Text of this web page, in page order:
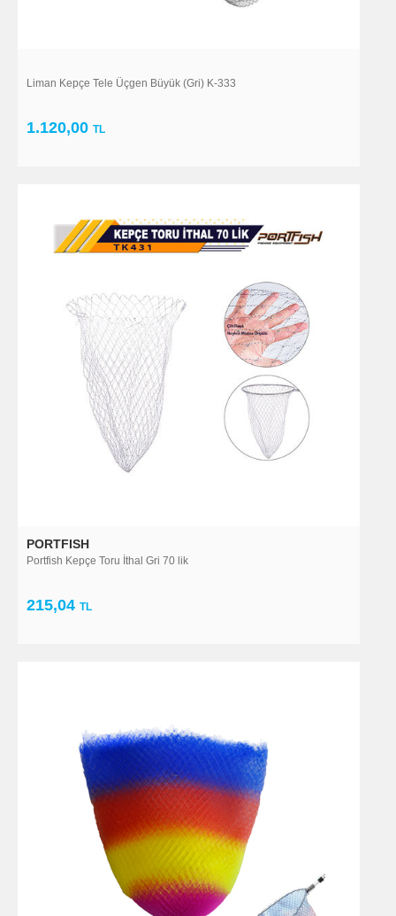
Liman Kepçe Tele Üçgen Büyük (Gri) K-333
1.120,00 TL
PORTFISH
Portfish Kepçe Toru İthal Gri 70 lik
215,04 TL